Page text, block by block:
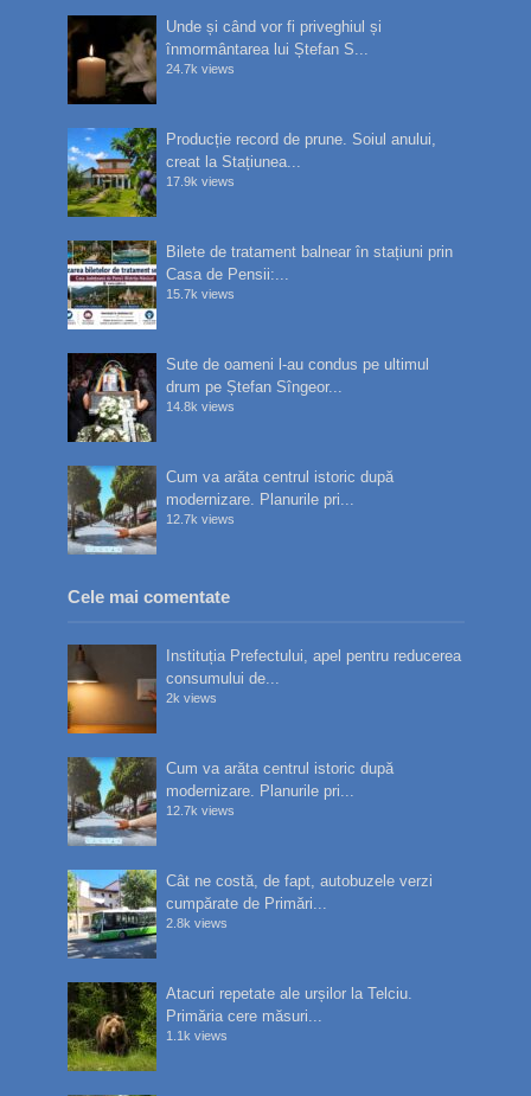
Unde și când vor fi priveghiul și
înmormântarea lui Ștefan S...
24.7k views
Producție record de prune. Soiul anului,
creat la Stațiunea...
17.9k views
Bilete de tratament balnear în stațiuni prin
Casa de Pensii:...
15.7k views
Sute de oameni l-au condus pe ultimul
drum pe Ștefan Sîngeor...
14.8k views
Cum va arăta centrul istoric după
modernizare. Planurile pri...
12.7k views
Cele mai comentate
Instituția Prefectului, apel pentru reducerea
consumului de...
2k views
Cum va arăta centrul istoric după
modernizare. Planurile pri...
12.7k views
Cât ne costă, de fapt, autobuzele verzi
cumpărate de Primări...
2.8k views
Atacuri repetate ale urșilor la Telciu.
Primăria cere măsuri...
1.1k views